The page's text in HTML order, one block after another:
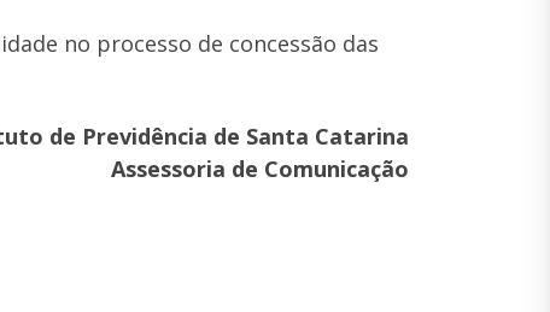
no processo de concessão das
de Previdência de Santa Catarina
Assessoria de Comunicação